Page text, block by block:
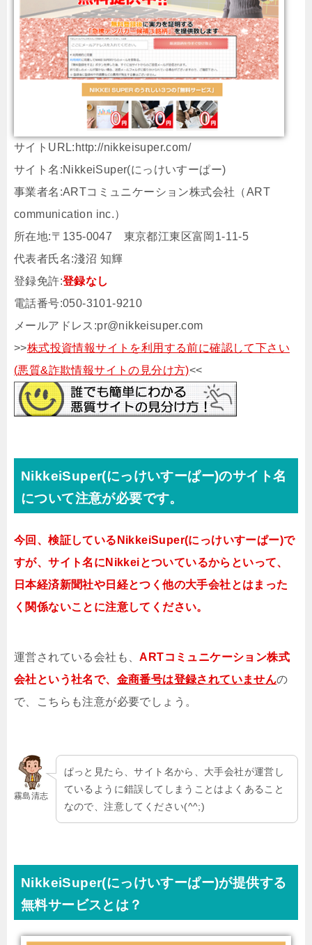
サイトURL:http://nikkeisuper.com/
サイト名:NikkeiSuper(にっけいすーぱー)
事業者名:ARTコミュニケーション株式会社（ART
communication inc.）
所在地:〒135-0047 東京都江東区富岡1-11-5
代表者氏名:淺沼 知輝
登録免許:登録なし
電話番号:050-3101-9210
メールアドレス:pr@nikkeisuper.com
>>株式投資情報サイトを利用する前に確認して下さい
(悪質&詐欺情報サイトの見分け方)<<
NikkeiSuper(にっけいすーぱー)のサイト名
について注意が必要です。
今回、検証しているNikkeiSuper(にっけいすーぱー)で
すが、サイト名にNikkeiとついているからといって、
日本経済新聞社や日経とつく他の大手会社とはまった
く関係ないことに注意してください。
運営されている会社も、ARTコミュニケーション株式
会社という社名で、 金商番号は登録されていませんの
で、こちらも注意が必要でしょう。
霧島清志
ぱっと見たら、サイト名から、大手会社が運営し
ているように錯誤してしまうことはよくあること
なので、注意してください(^^;)
NikkeiSuper(にっけいすーぱー)が提供する
無料サービスとは？